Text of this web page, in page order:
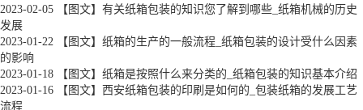
2023-02-05 【图文】有关纸箱包装的知识您了解到哪些_纸箱机械的历史
发展
2023-01-22 【图文】纸箱的生产的一般流程_纸箱包装的设计受什么因素
的影响
2023-01-18 【图文】纸箱是按照什么来分类的_纸箱包装的知识基本介绍
2023-01-16 【图文】西安纸箱包装的印刷是如何的_包装纸箱的发展工艺
流程